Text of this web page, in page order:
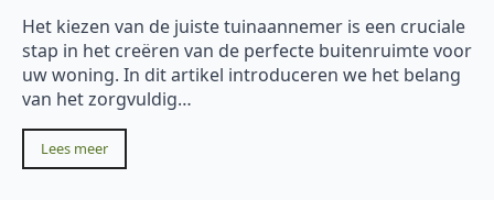
Het kiezen van de juiste tuinaannemer is een cruciale
stap in het creëren van de perfecte buitenruimte voor
uw woning. In dit artikel introduceren we het belang
van het zorgvuldig…
Lees meer